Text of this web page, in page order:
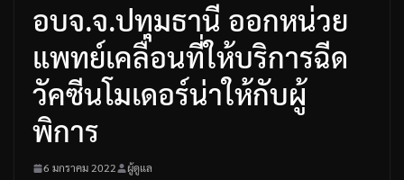
อบจ.จ.ปทุมธานี ออกหน่วย
แพทย์เคลื่อนที่ให้บริการฉีด
วัคซีนโมเดอร์น่าให้กับผู้
พิการ
6 มกราคม 2022 ผู้ดูแล